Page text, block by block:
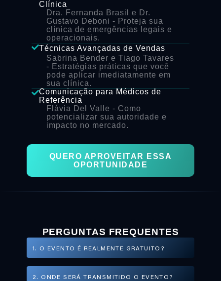
Clínica
Dra. Fernanda Brasil e Dr.
Gustavo Deboni - Proteja sua
clínica de emergências legais e
operacionais.
Técnicas Avançadas de Vendas
Sabrina Bender e Tiago Tavares
- Estratégias práticas que você
pode aplicar imediatamente em
sua clínica.
Comunicação para Médicos de
Referência
Flávia Del Valle - Como
potencializar sua autoridade e
impacto no mercado.
QUERO APROVEITAR ESSA
OPORTUNIDADE
PERGUNTAS FREQUENTES
1. O EVENTO É REALMENTE GRATUITO?
2. ONDE SERÁ TRANSMITIDO O EVENTO?